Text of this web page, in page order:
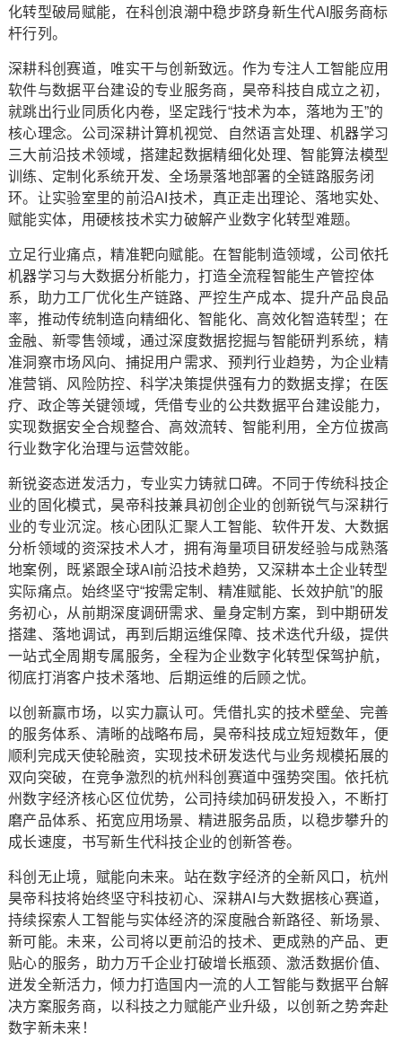
化转型破局赋能，在科创浪潮中稳步跻身新生代AI服务商标
杆行列。
深耕科创赛道，唯实干与创新致远。作为专注人工智能应用
软件与数据平台建设的专业服务商，昊帝科技自成立之初，
就跳出行业同质化内卷，坚定践行“技术为本，落地为王”的
核心理念。公司深耕计算机视觉、自然语言处理、机器学习
三大前沿技术领域，搭建起数据精细化处理、智能算法模型
训练、定制化系统开发、全场景落地部署的全链路服务闭
环。让实验室里的前沿AI技术，真正走出理论、落地实处、
赋能实体，用硬核技术实力破解产业数字化转型难题。
立足行业痛点，精准靶向赋能。在智能制造领域，公司依托
机器学习与大数据分析能力，打造全流程智能生产管控体
系，助力工厂优化生产链路、严控生产成本、提升产品良品
率，推动传统制造向精细化、智能化、高效化智造转型；在
金融、新零售领域，通过深度数据挖掘与智能研判系统，精
准洞察市场风向、捕捉用户需求、预判行业趋势，为企业精
准营销、风险防控、科学决策提供强有力的数据支撑；在医
疗、政企等关键领域，凭借专业的公共数据平台建设能力，
实现数据安全合规整合、高效流转、智能利用，全方位拔高
行业数字化治理与运营效能。
新锐姿态迸发活力，专业实力铸就口碑。不同于传统科技企
业的固化模式，昊帝科技兼具初创企业的创新锐气与深耕行
业的专业沉淀。核心团队汇聚人工智能、软件开发、大数据
分析领域的资深技术人才，拥有海量项目研发经验与成熟落
地案例，既紧跟全球AI前沿技术趋势，又深耕本土企业转型
实际痛点。始终坚守“按需定制、精准赋能、长效护航”的服
务初心，从前期深度调研需求、量身定制方案，到中期研发
搭建、落地调试，再到后期运维保障、技术迭代升级，提供
一站式全周期专属服务，全程为企业数字化转型保驾护航，
彻底打消客户技术落地、后期运维的后顾之忧。
以创新赢市场，以实力赢认可。凭借扎实的技术壁垒、完善
的服务体系、清晰的战略布局，昊帝科技成立短短数年，便
顺利完成天使轮融资，实现技术研发迭代与业务规模拓展的
双向突破，在竞争激烈的杭州科创赛道中强势突围。依托杭
州数字经济核心区位优势，公司持续加码研发投入，不断打
磨产品体系、拓宽应用场景、精进服务品质，以稳步攀升的
成长速度，书写新生代科技企业的创新答卷。
科创无止境，赋能向未来。站在数字经济的全新风口，杭州
昊帝科技将始终坚守科技初心、深耕AI与大数据核心赛道，
持续探索人工智能与实体经济的深度融合新路径、新场景、
新可能。未来，公司将以更前沿的技术、更成熟的产品、更
贴心的服务，助力万千企业打破增长瓶颈、激活数据价值、
迸发全新活力，倾力打造国内一流的人工智能与数据平台解
决方案服务商，以科技之力赋能产业升级，以创新之势奔赴
数字新未来！